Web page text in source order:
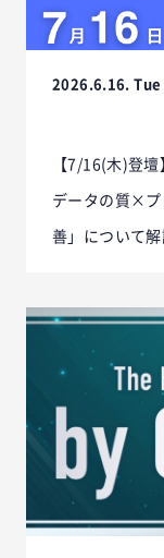
2026.6.16. Tue
【7/16(木)登
データの質×プ
善」について解